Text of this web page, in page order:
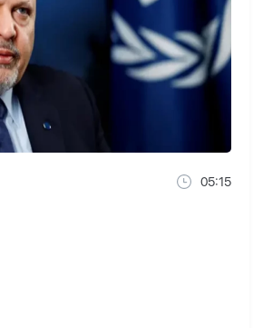
05:15